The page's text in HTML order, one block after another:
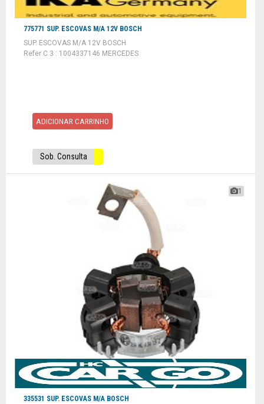
775771 SUP. ESCOVAS M/A 12V BOSCH
SUP. ESCOVAS M/A 12V BOSCH
Refer C 3 : 1004337146 MERCEDES
ADICIONAR CARRINHO
Sob. Consulta
1
335531 SUP. ESCOVAS M/A BOSCH